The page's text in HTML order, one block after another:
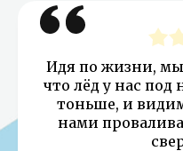
Идя по жизни,
что лёд у нас под
тоньше, и
нами